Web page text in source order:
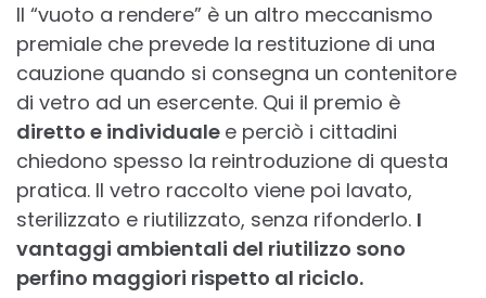
Il “vuoto a rendere” è un altro meccanismo
premiale che prevede la restituzione di una
cauzione quando si consegna un contenitore
di vetro ad un esercente. Qui il premio è
diretto e individuale e perciò i cittadini
chiedono spesso la reintroduzione di questa
pratica. Il vetro raccolto viene poi lavato,
sterilizzato e riutilizzato, senza rifonderlo. I
vantaggi ambientali del riutilizzo sono
perfino maggiori rispetto al riciclo.